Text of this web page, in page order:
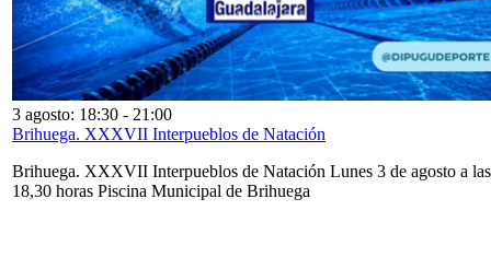
3 agosto: 18:30 - 21:00
Brihuega. XXXVII Interpueblos de Natación
Brihuega. XXXVII Interpueblos de Natación Lunes 3 de agosto a las
18,30 horas Piscina Municipal de Brihuega